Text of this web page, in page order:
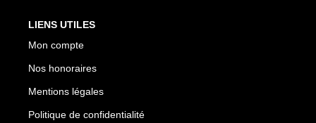
LIENS UTILES
Mon compte
Nos honoraires
Mentions légales
Politique de confidentialité